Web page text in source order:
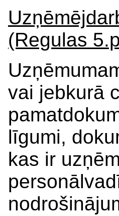
(Regulas
vai jebkurā
līgumi,
kas ir